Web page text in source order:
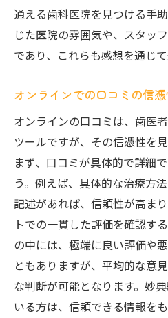
通える歯科医院を見つける手
じた医院の雰囲気や、スタッ
であり、これらも感想を通じ
オンラインでの口コミの信
オンラインの口コミは、歯医
ツールですが、その信憑性を
まず、口コミが具体的で詳細
う。例えば、具体的な治療方
記述があれば、信頼性が高ま
トでの一貫した評価を確認す
の中には、極端に良い評価や
ともありますが、平均的な意
な判断が可能となります。妙
いる方は、信頼できる情報を